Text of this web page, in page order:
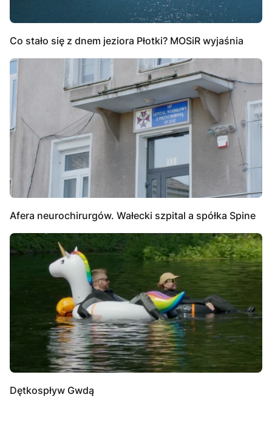
Co stało się z dnem jeziora Płotki? MOSiR wyjaśnia
Afera neurochirurgów. Wałecki szpital a spółka Spine
Dętkospływ Gwdą